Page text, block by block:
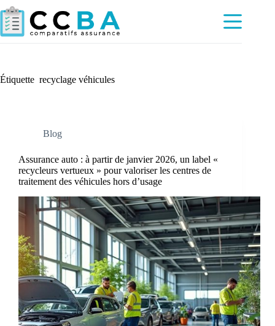
Passer
au
contenu
Étiquette recyclage véhicules
Blog
Assurance auto : à partir de janvier 2026, un label «
recycleurs vertueux » pour valoriser les centres de
traitement des véhicules hors d’usage